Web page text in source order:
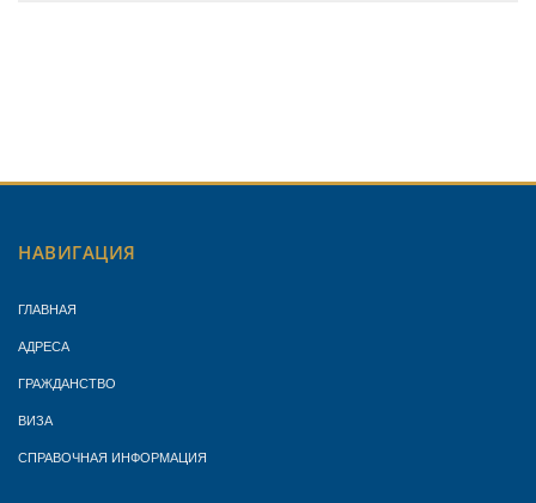
НАВИГАЦИЯ
ГЛАВНАЯ
АДРЕСА
ГРАЖДАНСТВО
ВИЗА
СПРАВОЧНАЯ ИНФОРМАЦИЯ